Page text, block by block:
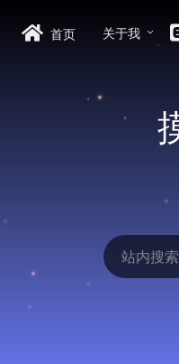
首页 关于我